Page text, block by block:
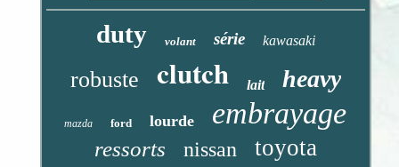
duty volant série kawasaki
robuste clutch lait heavy
mazda ford lourde embrayage
ressorts nissan toyota